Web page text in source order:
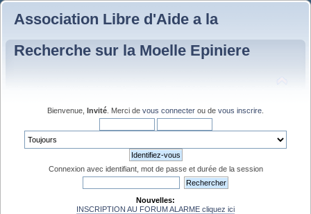
Association Libre d'Aide a la
Recherche sur la Moelle Epiniere
Bienvenue, Invité . Merci de vous connecter ou de vous inscrire
Connexion avec identifiant, mot de passe et durée de la session
Nouvelles:
INSCRIPTION AU FORUM ALARME cliquez ici